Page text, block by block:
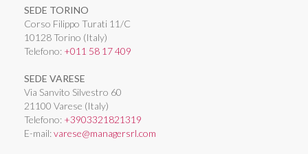
SEDE TORINO
Corso Filippo Turati 11/C
10128 Torino (Italy)
Telefono: +011 58 17 409
SEDE VARESE
Via Sanvito Silvestro 60
21100 Varese (Italy)
Telefono: +3903321821319
E-mail:varese@managersrl.com